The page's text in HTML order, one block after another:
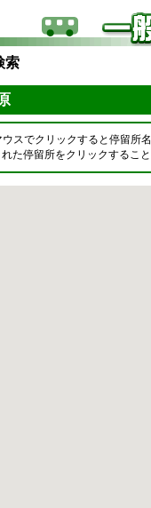
索
スでクリックすると停留所
れた停留所をクリックするこ